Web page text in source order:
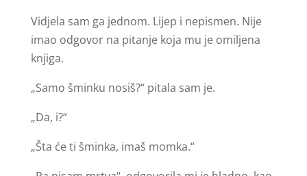
Vidjela sam ga jednom. Lijep i nepismen. Nije
imao odgovor na pitanje koja mu je omiljena
knjiga.
„Samo šminku nosiš?“ pitala sam je.
„Da, i?“
„Šta će ti šminka, imaš momka.“